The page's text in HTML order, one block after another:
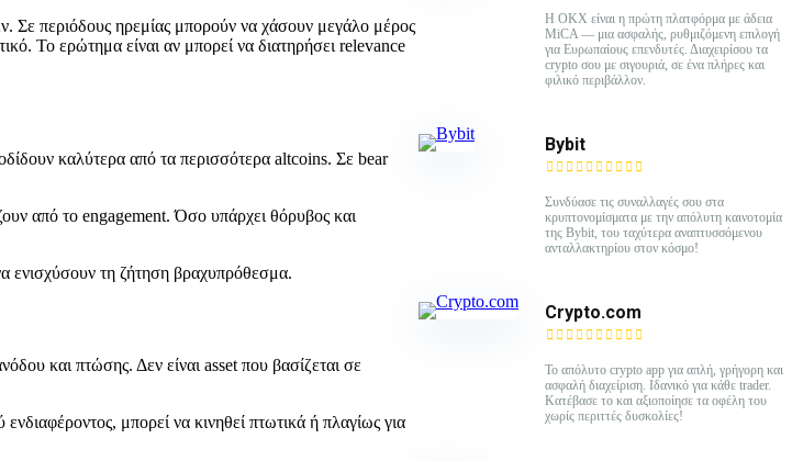
Σε περιόδους ηρεμίας μπορούν να χάσουν μεγάλο μέρος
Το ερώτημα είναι αν μπορεί να διατηρήσει relevance
καλύτερα από τα περισσότερα altcoins. Σε bear
από το engagement. Όσο υπάρχει θόρυβος και
ενισχύσουν τη ζήτηση βραχυπρόθεσμα.
και πτώσης. Δεν είναι asset που βασίζεται σε
μπορεί να κινηθεί πτωτικά ή πλαγίως για
Η OKX είναι η πρώτη πλατφόρμα με άδεια
MiCA — μια ασφαλής, ρυθμιζόμενη επιλογή
για Ευρωπαίους επενδυτές. Διαχειρίσου τα
crypto σου με σιγουριά, σε ένα πλήρες και
φιλικό περιβάλλον.
Bybit
Συνδύασε τις συναλλαγές σου στα
κρυπτονομίσματα με την απόλυτη καινοτομία
της Bybit, του ταχύτερα αναπτυσσόμενου
ανταλλακτηρίου στον κόσμο!
Crypto.com
Το απόλυτο crypto app για απλή, γρήγορη και
ασφαλή διαχείριση. Ιδανικό για κάθε trader.
Κατέβασε το και αξιοποίησε τα οφέλη του
χωρίς περιττές δυσκολίες!